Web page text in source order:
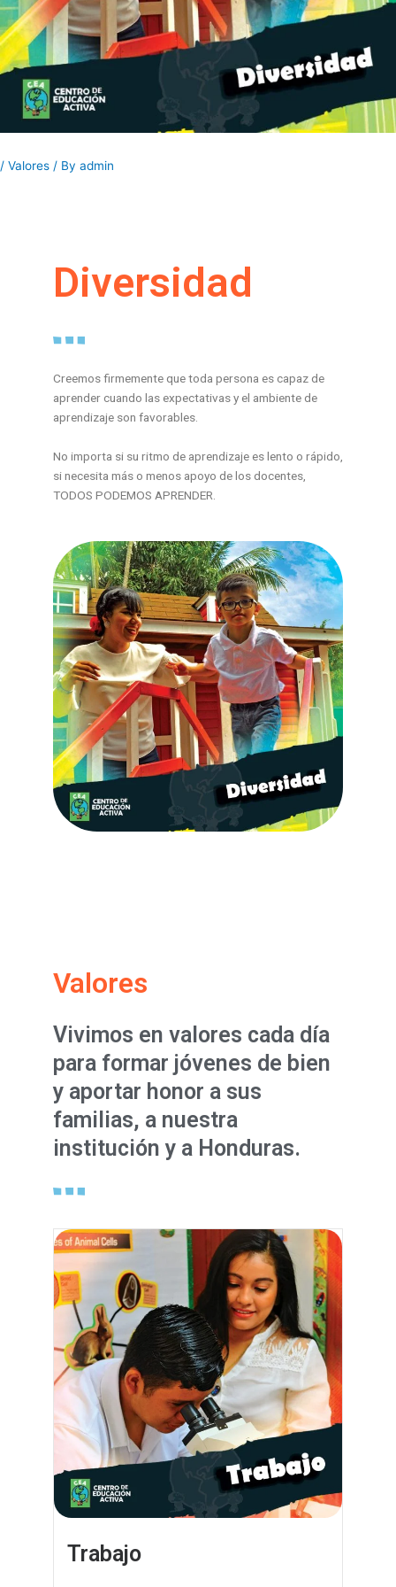
/ Valores / By admin
Diversidad
Creemos firmemente que toda persona es capaz de
aprender cuando las expectativas y el ambiente de
aprendizaje son favorables.
No importa si su ritmo de aprendizaje es lento o rápido,
si necesita más o menos apoyo de los docentes,
TODOS PODEMOS APRENDER.
Valores
Vivimos en valores cada día
para formar jóvenes de bien
y aportar honor a sus
familias, a nuestra
institución y a Honduras.
Trabajo